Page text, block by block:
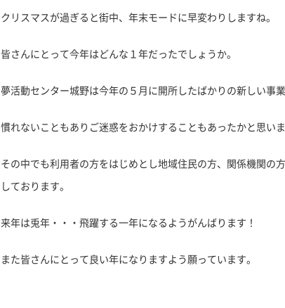
クリスマスが過ぎると街中、年末モードに早変わりしますね。
皆さんにとって今年はどんな１年だったでしょうか。
夢活動センター城野は今年の５月に開所したばかりの新しい事
慣れないこともありご迷惑をおかけすることもあったかと思い
その中でも利用者の方をはじめとし地域住民の方、関係機関の
しております。
来年は兎年・・・飛躍する一年になるようがんばります！
また皆さんにとって良い年になりますよう願っています。